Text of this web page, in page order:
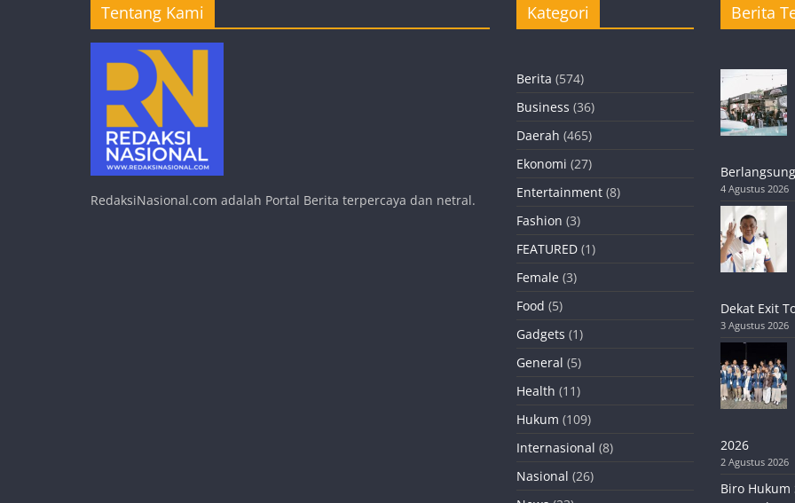
Tentang Kami
RedaksiNasional.com adalah Portal Berita terpercaya dan netral.
Kategori
Berita (574)
Business (36)
Daerah (465)
Ekonomi (27)
Entertainment (8)
Fashion (3)
FEATURED (1)
Female (3)
Food (5)
Gadgets (1)
General (5)
Health (11)
Hukum (109)
Internasional (8)
Nasional (26)
Berita
4 Agustus 2026
Dekat Exit
3 Agustus 2026
2026
2 Agustus 2026
Biro Hukum